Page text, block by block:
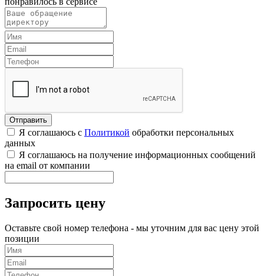
Я соглашаюсь с Политикой обработки персональных
данных
Я соглашаюсь на получение информационных сообщений
на email от компании
Запросить цену
Оставьте свой номер телефона - мы уточним для вас цену этой
позиции